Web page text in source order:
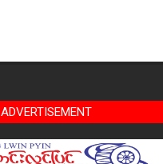
ADVERTISEMENT